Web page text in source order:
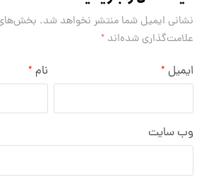
نشانی ایمیل شما منتشر نخواهد شد. بخش‌های
علامت‌گذاری شده‌اند*
نام * ایمیل *
وب‌ سایت